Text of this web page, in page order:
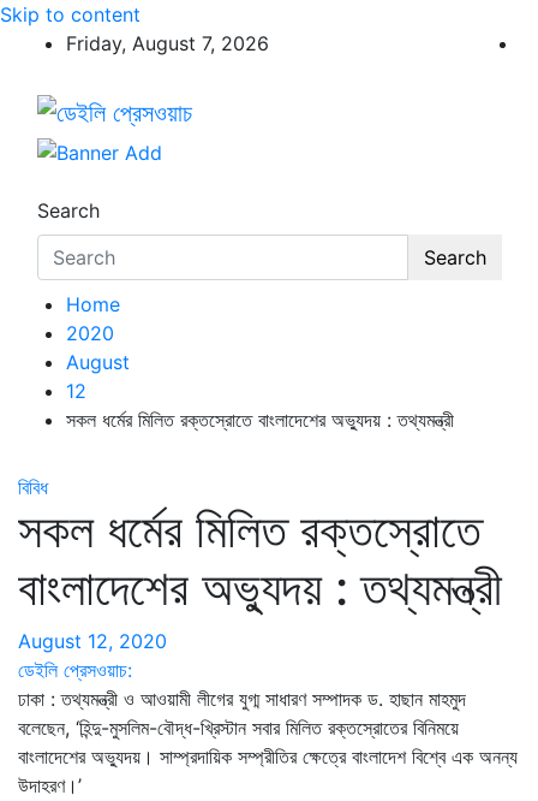
Skip to content
Friday, August 7, 2026
ডেইলি প্রেসওয়াচ
ডেইলি প্রেসওয়াচ মুক্তিযুদ্ধের চেতনায় উদ্বুদ্ধ মুখপত্র
Search
Search
Home
2020
August
12
সকল ধর্মের মিলিত রক্তস্রোতে বাংলাদেশের অভ্যুদয় : তথ্যমন্ত্রী
বিবিধ
সকল ধর্মের মিলিত রক্তস্রোতে
বাংলাদেশের অভ্যুদয় : তথ্যমন্ত্রী
August 12, 2020
ডেইলি প্রেসওয়াচ:
ঢাকা : তথ্যমন্ত্রী ও আওয়ামী লীগের যুগ্ম সাধারণ সম্পাদক ড. হাছান মাহমুদ
বলেছেন, ‘হিন্দু-মুসলিম-বৌদ্ধ-খ্রিস্টান সবার মিলিত রক্তস্রোতের বিনিময়ে
বাংলাদেশের অভ্যুদয়। সাম্প্রদায়িক সম্প্রীতির ক্ষেত্রে বাংলাদেশ বিশ্বে এক অনন্য
উদাহরণ।’